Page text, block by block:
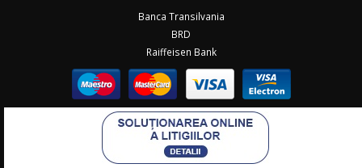
Banca Transilvania
BRD
Raiffeisen Bank